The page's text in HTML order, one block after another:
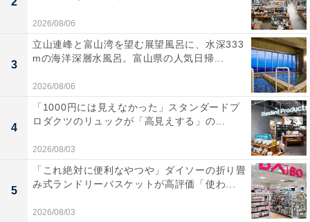
2026/08/06
3
立山連峰と富山湾を望む展望風呂に、水深333
mの海洋深層水風呂。富山県の人気日帰...
2026/08/06
4
「1000円には見えなかった」スタンダードプ
ロダクツのリュックが「高見えする」の...
2026/08/03
5
「これ絶対に便利なやつや」ダイソーの折り畳
み式ランドリーバスケットが高評価「使わ...
2026/08/03